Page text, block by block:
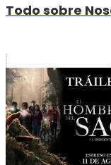
Todo sobre